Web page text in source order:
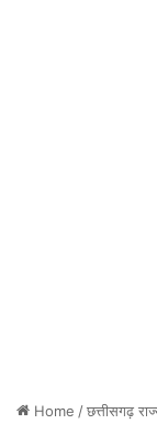
Home /छत्तीसगढ़